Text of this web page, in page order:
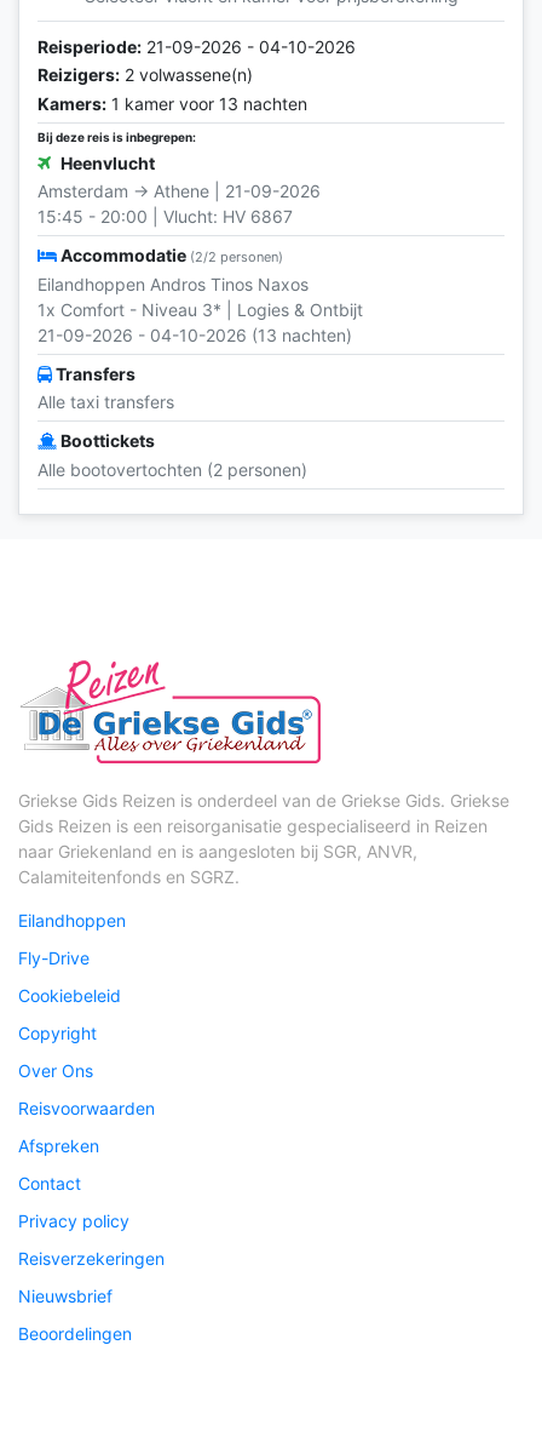
Reisperiode: 21-09-2026 - 04-10-2026
Reizigers: 2 volwassene(n)
Kamers: 1 kamer voor 13 nachten
Bij deze reis is inbegrepen:
Heenvlucht
Amsterdam → Athene | 21-09-2026
15:45 - 20:00 | Vlucht: HV 6867
Accommodatie (2/2 personen)
Eilandhoppen Andros Tinos Naxos
1x Comfort - Niveau 3* | Logies & Ontbijt
21-09-2026 - 04-10-2026 (13 nachten)
Transfers
Alle taxi transfers
Boottickets
Alle bootovertochten (2 personen)
Griekse Gids Reizen is onderdeel van de Griekse Gids. Griekse
Gids Reizen is een reisorganisatie gespecialiseerd in Reizen
naar Griekenland en is aangesloten bij SGR, ANVR,
Calamiteitenfonds en SGRZ.
Eilandhoppen
Fly-Drive
Cookiebeleid
Copyright
Over Ons
Reisvoorwaarden
Afspreken
Contact
Privacy policy
Reisverzekeringen
Nieuwsbrief
Beoordelingen